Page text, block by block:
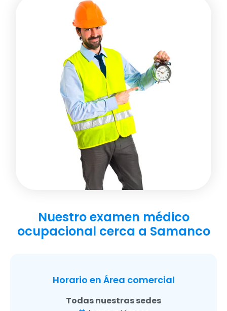
Nuestro examen médico
ocupacional cerca a Samanco
Horario en Área comercial
Todas nuestras sedes